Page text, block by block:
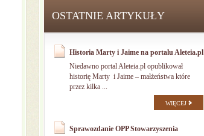
OSTATNIE ARTYKUŁY
Historia Marty i Jaime na portalu Aleteia.pl
Niedawno portal Aleteia.pl opublikował
historię Marty i Jaime – małżeństwa które
przez kilka ...
WIĘCEJ
Sprawozdanie OPP Stowarzyszenia